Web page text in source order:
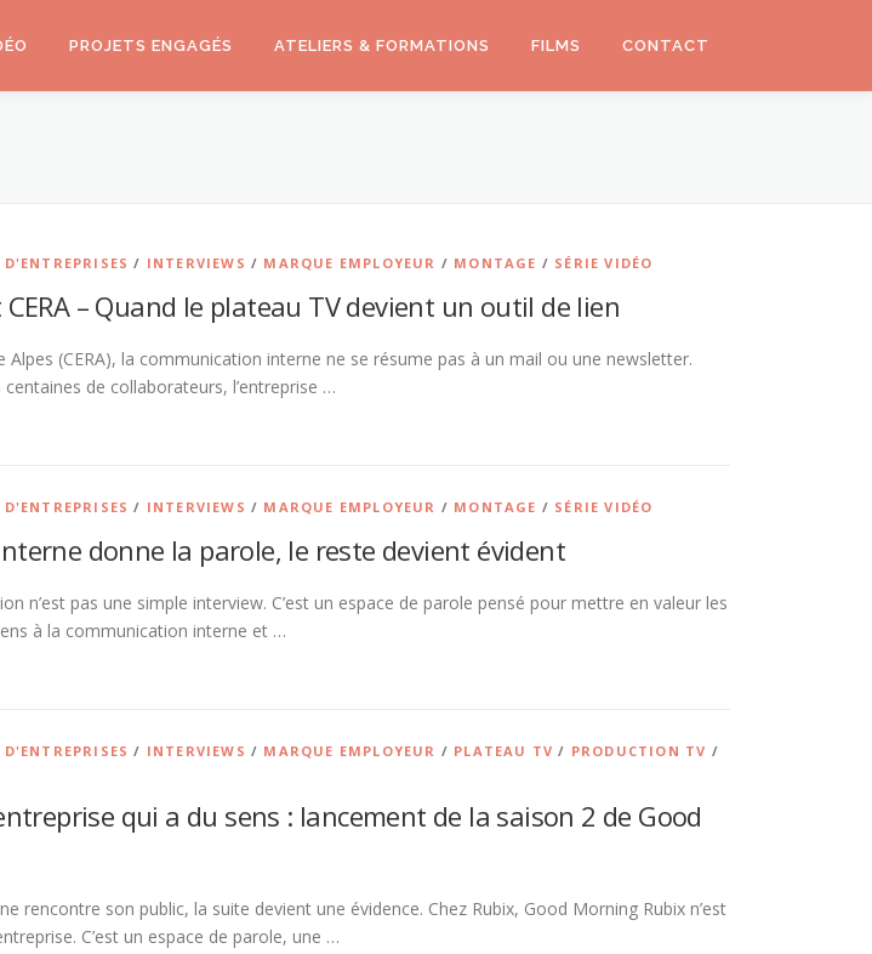
PROJETS ENGAGÉS ATELIERS & FORMATIONS FILMS CONTACT
/ INTERVIEWS / MARQUE EMPLOYEUR / MONTAGE / SÉRIE VIDÉO
– Quand le plateau TV devient un outil de lien
Alpes (CERA), la communication interne ne se résume pas à un mail ou une newsletter.
de collaborateurs, l’entreprise …
/ INTERVIEWS / MARQUE EMPLOYEUR / MONTAGE / SÉRIE VIDÉO
donne la parole, le reste devient évident
n’est pas une simple interview. C’est un espace de parole pensé pour mettre en valeur les
à la communication interne et …
/ INTERVIEWS / MARQUE EMPLOYEUR / PLATEAU TV / PRODUCTION TV /
qui a du sens : lancement de la saison 2 de Good
rencontre son public, la suite devient une évidence. Chez Rubix, Good Morning Rubix n’est
C’est un espace de parole, une …